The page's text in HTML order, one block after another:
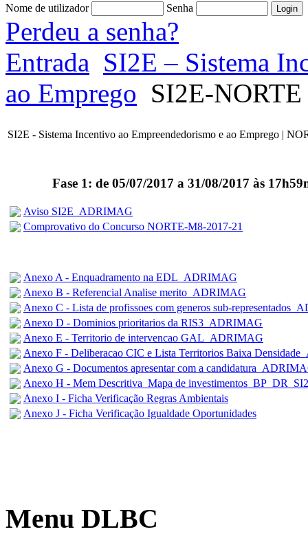
Nome de utilizador Senha
Perdeu a senha?
Entrada SI2E – Sistema
ao Emprego SI2E-NORTE
SI2E - Sistema Incentivo ao Empreendedorismo e ao Emprego |
Fase 1: de 05/07/2017 a 31/08/2017 às
Aviso SI2E_ADRIMAG
Comprovativo do Concurso NORTE-M8-2017-21
Anexo A - Enquadramento na EDL_ADRIMAG
Anexo B - Referencial Analise merito_ADRIMAG
Anexo C - Lista de profissoes com generos sub-
Anexo D - Dominios prioritarios da RIS3_ADRIMAG
Anexo E - Territorio de intervencao GAL_ADRIMAG
Anexo F - Deliberacao CIC e Lista Territorios Baixa
Anexo G - Documentos apresentar com a
Anexo H - Mem Descritiva_Mapa de
Anexo I - Ficha Verificação Regras Ambientais
Anexo J - Ficha Verificação Igualdade Oportunidades
Menu DLBC